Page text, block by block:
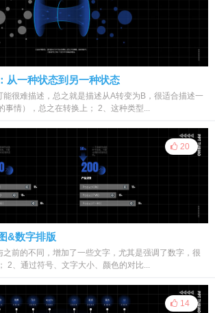
从一种状态到另一种状态
能很难描述，总之就是描述从A转变为B，很适合描述一
事情），总之在转换上； 2、这种类型...
20
&数字排版
之前的不同，增加了一些文字，尤其是强调了数字，很
2、通过符号、文字大小、颜色的对比...
14